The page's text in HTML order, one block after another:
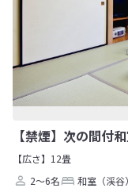
【禁煙】次の間付
【広さ】12畳
2～6名
和室（渓谷）